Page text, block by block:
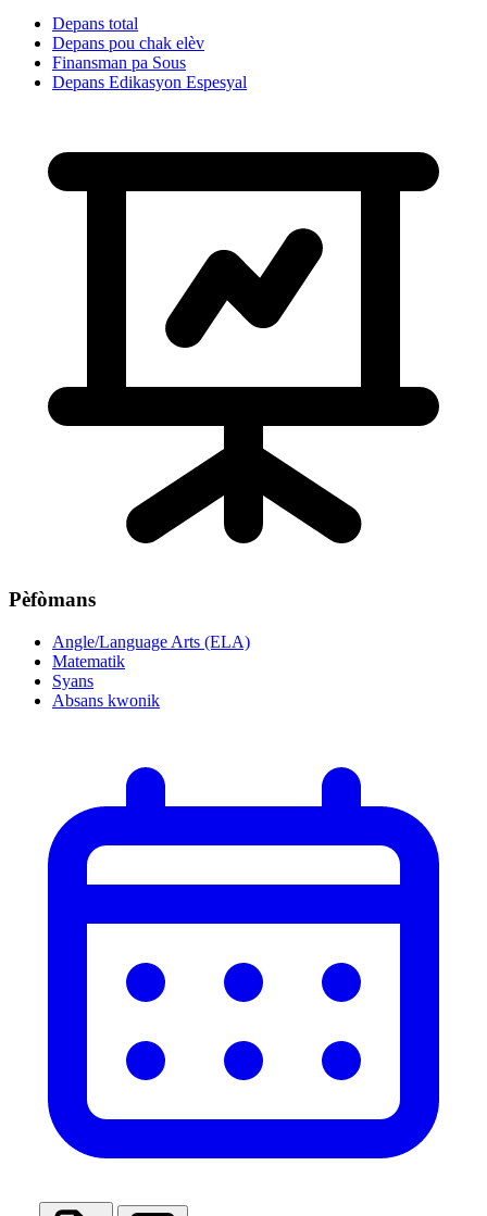
Depans total
Depans pou chak elèv
Finansman pa Sous
Depans Edikasyon Espesyal
Pèfòmans
Angle/Language Arts (ELA)
Matematik
Syans
Absans kwonik